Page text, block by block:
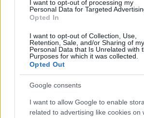
I want to opt-out of processing my
Personal Data for Targeted
Opted In
I want to opt-out of Collection, Use,
Retention, Sale, and/or Sharing of my
Personal Data that Is Unrelated with
Purposes for which it was collected.
Opted Out
Google consents
I want to allow Google to enable
related to advertising like cookies on
ΠΕΡΙΣΣΟΤΕΡΑ ΒΙΝΤΕΟ
Ακολουθήστε το στο Google
πρώτοι όλες τις ειδήσεις